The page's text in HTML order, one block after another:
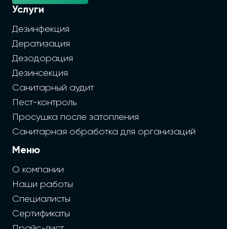
Услуги
Дезинфекция
Дератизация
Дезодорация
Дезинсекция
Санитарный аудит
Пест-контроль
Просушка после затопления
Санитарная обработка для организаций
Меню
О компании
Наши работы
Специалисты
Сертификаты